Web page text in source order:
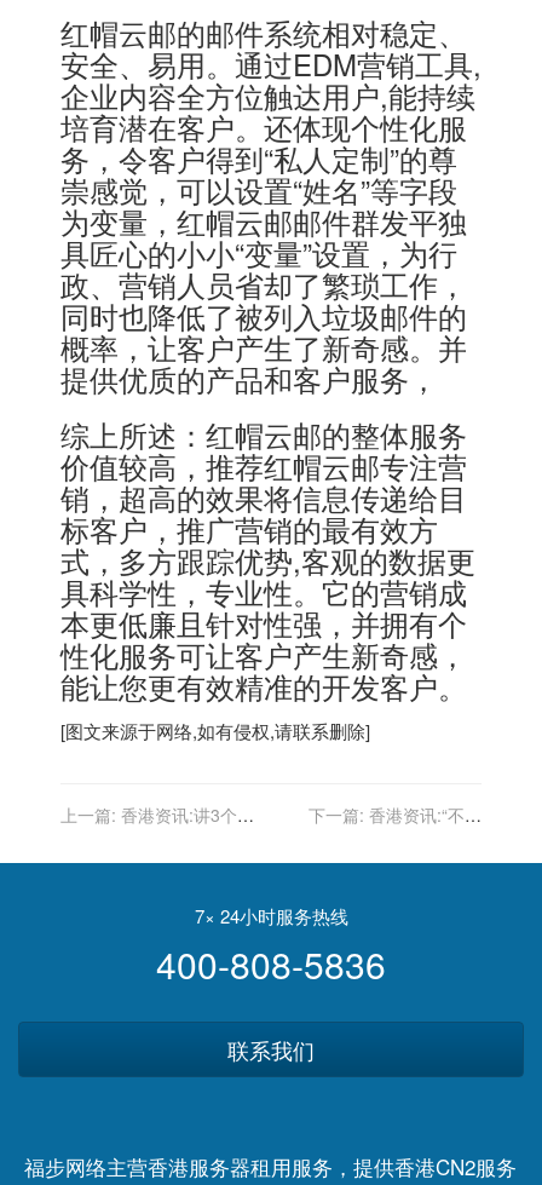
红帽云邮的邮件系统相对稳定、
安全、易用。通过EDM营销工具,
企业内容全方位触达用户,能持续
培育潜在客户。还体现个性化服
务，令客户得到“私人定制”的尊
崇感觉，可以设置“姓名”等字段
为变量，红帽云邮邮件群发平独
具匠心的小小“变量”设置，为行
政、营销人员省却了繁琐工作，
同时也降低了被列入垃圾邮件的
概率，让客户产生了新奇感。并
提供优质的产品和客户服务，
综上所述：红帽云邮的整体服务
价值较高，推荐红帽云邮专注营
销，超高的效果将信息传递给目
标客户，推广营销的最有效方
式，多方跟踪优势,客观的数据更
具科学性，专业性。它的营销成
本更低廉且针对性强，并拥有个
性化服务可让客户产生新奇感，
能让您更有效精准的开发客户。
[图文来源于网络,如有侵权,请联系删除]
上一篇: 香港资讯:讲3个
录+15天定律！
下一篇: 香港资讯:“不造
7× 24小时服务热线
400-808-5836
联系我们
福步网络主营香港服务器租用服务，提供香港CN2服务